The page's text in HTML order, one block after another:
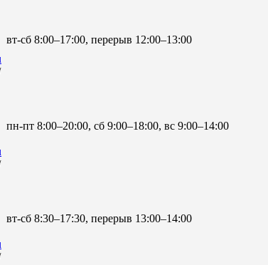
вт-сб 8:00–17:00, перерыв 12:00–13:00
пн-пт 8:00–20:00, сб 9:00–18:00, вс 9:00–14:00
вт-сб 8:30–17:30, перерыв 13:00–14:00